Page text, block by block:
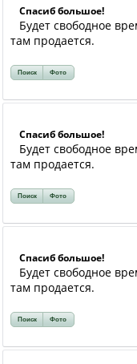
Спасиб большое!
Будет свободное
там продается.
Поиск Фото
Спасиб большое!
Будет свободное
там продается.
Поиск Фото
Спасиб большое!
Будет свободное
там продается.
Поиск Фото